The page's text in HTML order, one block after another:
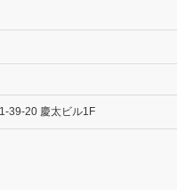
39-20 慶太ビル1F